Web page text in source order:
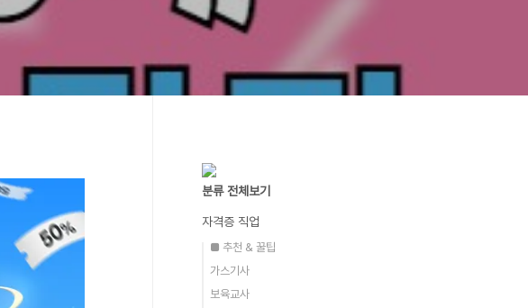
분류 전체보기
자격증 직업
■ 추천 & 꿀팁
가스기사
보육교사